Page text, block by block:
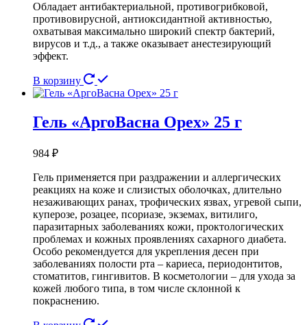
Обладает антибактериальной, противогрибковой,
противовирусной, антиоксидантной активностью,
охватывая максимально широкий спектр бактерий,
вирусов и т.д., а также оказывает анестезирующий
эффект.
В корзину
Гель «АргоВасна Орех» 25 г
984 ₽
Гель применяется при раздражении и аллергических
реакциях на коже и слизистых оболочках, длительно
незаживающих ранах, трофических язвах, угревой сыпи,
куперозе, розацее, псориазе, экземах, витилиго,
паразитарных заболеваниях кожи, проктологических
проблемах и кожных проявлениях сахарного диабета.
Особо рекомендуется для укрепления десен при
заболеваниях полости рта – кариеса, периодонтитов,
стоматитов, гингивитов. В косметологии – для ухода за
кожей любого типа, в том числе склонной к
покраснению.